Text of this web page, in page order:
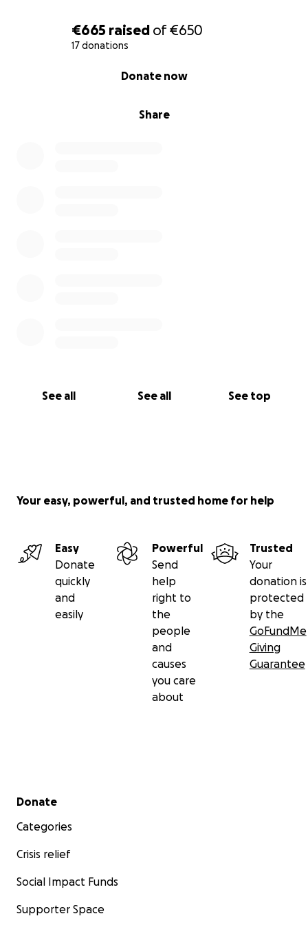
€665 raised of€650
17 donations
Share
Donate now
See all See all See top
Your easy, powerful, and trusted home for help
Easy
Donate
quickly
and
easily
Powerful
Send
help
right to
the
people
and
causes
you care
about
Trusted
Your
donation is
protected
by the
GoFundMe
Giving
Guarantee
Secondary menu
Donate
Categories
Crisis relief
Social Impact Funds
Supporter Space